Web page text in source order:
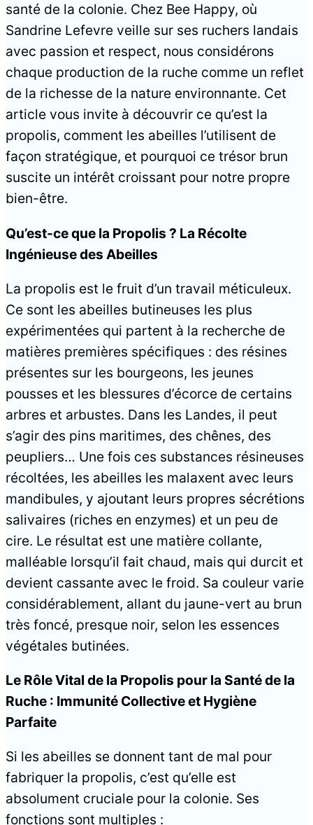
santé de la colonie. Chez Bee Happy, où
Sandrine Lefevre veille sur ses ruchers landais
avec passion et respect, nous considérons
chaque production de la ruche comme un reflet
de la richesse de la nature environnante. Cet
article vous invite à découvrir ce qu’est la
propolis, comment les abeilles l’utilisent de
façon stratégique, et pourquoi ce trésor brun
suscite un intérêt croissant pour notre propre
bien-être.
Qu’est-ce que la Propolis ? La Récolte
Ingénieuse des Abeilles
La propolis est le fruit d’un travail méticuleux.
Ce sont les abeilles butineuses les plus
expérimentées qui partent à la recherche de
matières premières spécifiques : des résines
présentes sur les bourgeons, les jeunes
pousses et les blessures d’écorce de certains
arbres et arbustes. Dans les Landes, il peut
s’agir des pins maritimes, des chênes, des
peupliers… Une fois ces substances résineuses
récoltées, les abeilles les malaxent avec leurs
mandibules, y ajoutant leurs propres sécrétions
salivaires (riches en enzymes) et un peu de
cire. Le résultat est une matière collante,
malléable lorsqu’il fait chaud, mais qui durcit et
devient cassante avec le froid. Sa couleur varie
considérablement, allant du jaune-vert au brun
très foncé, presque noir, selon les essences
végétales butinées.
Le Rôle Vital de la Propolis pour la Santé de la
Ruche : Immunité Collective et Hygiène
Parfaite
Si les abeilles se donnent tant de mal pour
fabriquer la propolis, c’est qu’elle est
absolument cruciale pour la colonie. Ses
fonctions sont multiples :